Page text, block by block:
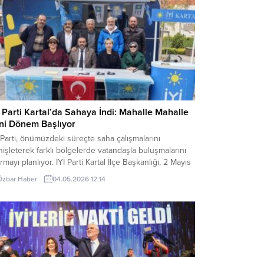
Parti Kartal’da Sahaya İndi: Mahalle Mahalle
Dönem Başlıyor
önümüzdeki süreçte saha çalışmalarını
farklı bölgelerde vatandaşla buluşmalarını
planlıyor. İYİ Parti Kartal İlçe Başkanlığı, 2 Mayıs
günü ilçe yönetiminin tam kadro katılımıyla
çalışmalarına başladı. İlçe Başkanı Önder Karakelle
bir araya gelindi. Çalışmaya; ilçe
yanı sıra başkan...
Haber 04.05.2026 12:14